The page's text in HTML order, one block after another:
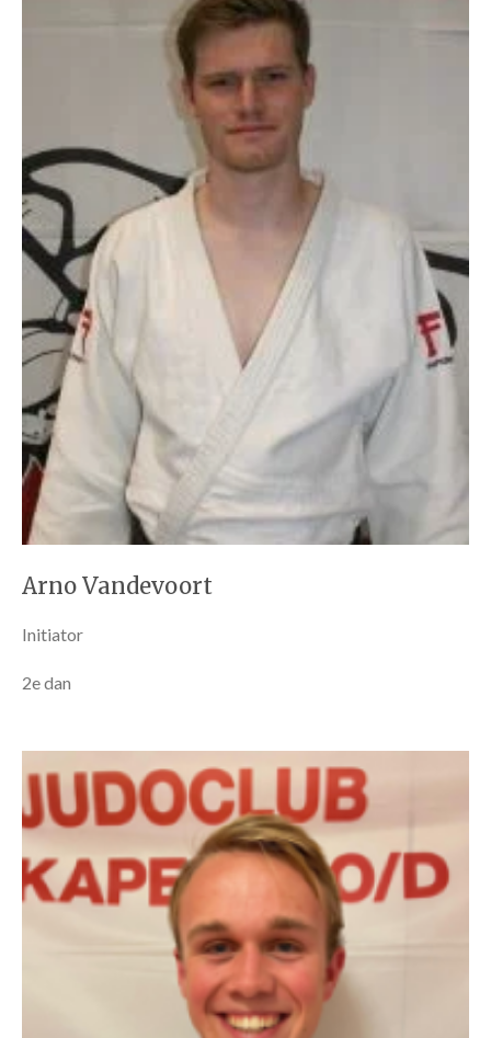
Arno Vandevoort
Initiator
2e dan